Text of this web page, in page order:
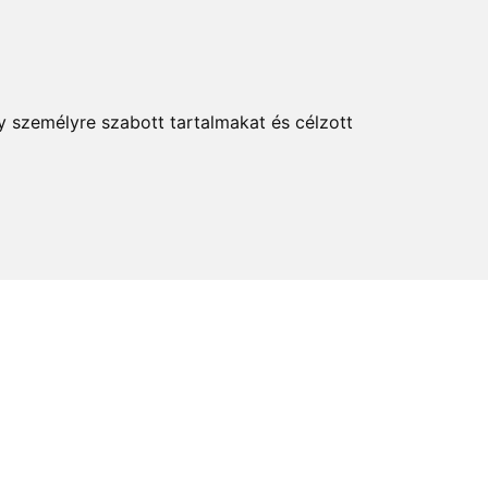
személyre szabott tartalmakat és célzott